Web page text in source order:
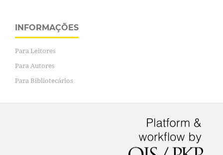
INFORMAÇÕES
Para Leitores
Para Autores
Para Bibliotecários